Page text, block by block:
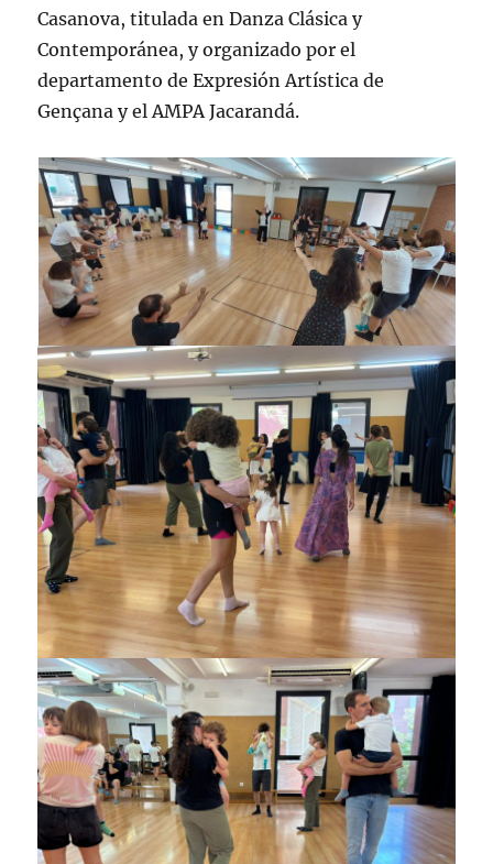
Casanova, titulada en Danza Clásica y
Contemporánea, y organizado por el
departamento de Expresión Artística de
Gençana y el AMPA Jacarandá.